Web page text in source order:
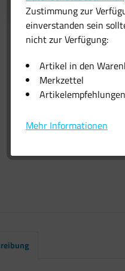
Zustimmung zur
einverstanden sein
nicht zur Verfügung:
Artikel in den
Merkzettel
Mehr Informationen